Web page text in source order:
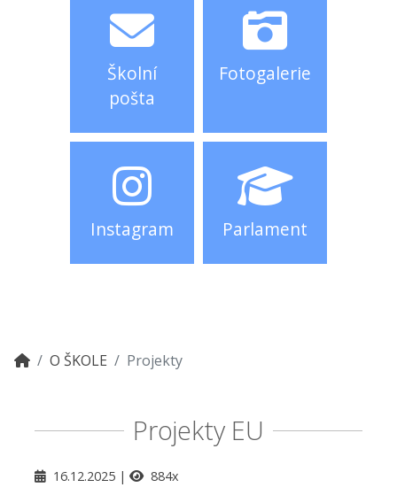
Školní
pošta
Fotogalerie
Instagram Parlament
O ŠKOLE Projekty
Projekty EU
16.12.2025 884x